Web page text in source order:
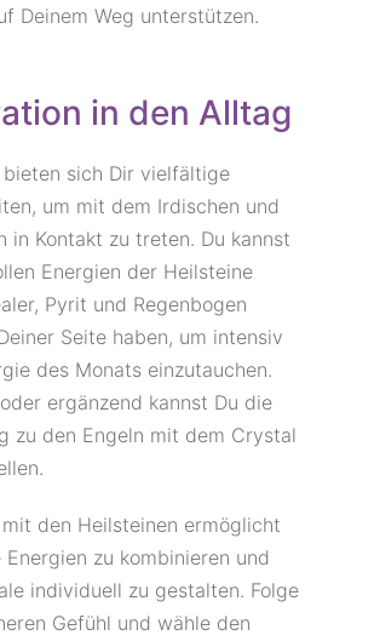
Deinem Weg unterstützen.
in den Alltag
sich Dir vielfältige
um mit dem Irdischen und
in Kontakt zu treten. Du kannst
Energien der Heilsteine
Pyrit und Regenbogen
Seite haben, um intensiv
des Monats einzutauchen.
ergänzend kannst Du die
zu den Engeln mit dem Crystal
den Heilsteinen ermöglicht
Energien zu kombinieren und
individuell zu gestalten. Folge
Gefühl und wähle den